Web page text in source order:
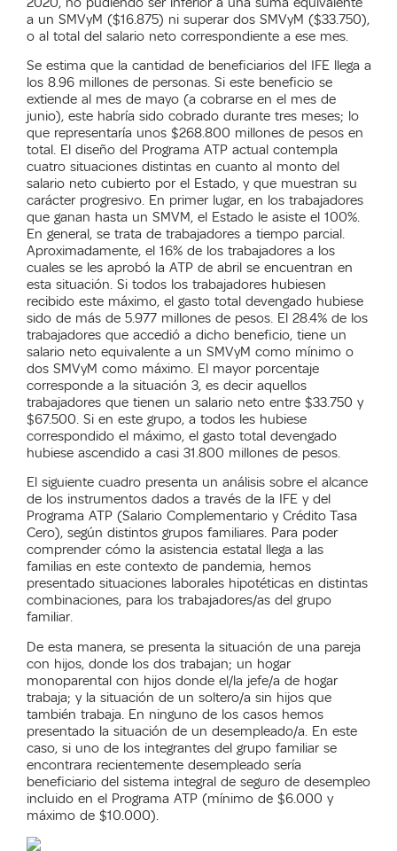
a un SMVyM ($16.875) ni superar dos SMVyM ($33.750),
o al total del salario neto correspondiente a ese mes.
Se estima que la cantidad de beneficiarios del IFE llega a
los 8.96 millones de personas. Si este beneficio se
extiende al mes de mayo (a cobrarse en el mes de
junio), este habría sido cobrado durante tres meses; lo
que representaría unos $268.800 millones de pesos en
total. El diseño del Programa ATP actual contempla
cuatro situaciones distintas en cuanto al monto del
salario neto cubierto por el Estado, y que muestran su
carácter progresivo. En primer lugar, en los trabajadores
que ganan hasta un SMVM, el Estado le asiste el 100%.
En general, se trata de trabajadores a tiempo parcial.
Aproximadamente, el 16% de los trabajadores a los
cuales se les aprobó la ATP de abril se encuentran en
esta situación. Si todos los trabajadores hubiesen
recibido este máximo, el gasto total devengado hubiese
sido de más de 5.977 millones de pesos. El 28.4% de los
trabajadores que accedió a dicho beneficio, tiene un
salario neto equivalente a un SMVyM como mínimo o
dos SMVyM como máximo. El mayor porcentaje
corresponde a la situación 3, es decir aquellos
trabajadores que tienen un salario neto entre $33.750 y
$67.500. Si en este grupo, a todos les hubiese
correspondido el máximo, el gasto total devengado
hubiese ascendido a casi 31.800 millones de pesos.
El siguiente cuadro presenta un análisis sobre el alcance
de los instrumentos dados a través de la IFE y del
Programa ATP (Salario Complementario y Crédito Tasa
Cero), según distintos grupos familiares. Para poder
comprender cómo la asistencia estatal llega a las
familias en este contexto de pandemia, hemos
presentado situaciones laborales hipotéticas en distintas
combinaciones, para los trabajadores/as del grupo
familiar.
De esta manera, se presenta la situación de una pareja
con hijos, donde los dos trabajan; un hogar
monoparental con hijos donde el/la jefe/a de hogar
trabaja; y la situación de un soltero/a sin hijos que
también trabaja. En ninguno de los casos hemos
presentado la situación de un desempleado/a. En este
caso, si uno de los integrantes del grupo familiar se
encontrara recientemente desempleado sería
beneficiario del sistema integral de seguro de desempleo
incluido en el Programa ATP (mínimo de $6.000 y
máximo de $10.000).